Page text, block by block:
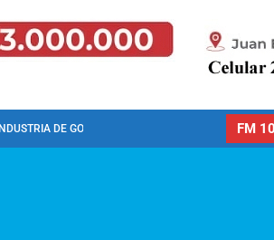
DE GONZALES... FM